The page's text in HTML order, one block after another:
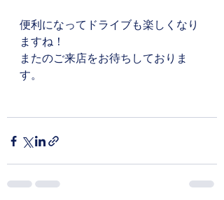
便利になってドライブも楽しくなり
ますね！
またのご来店をお待ちしておりま
す。